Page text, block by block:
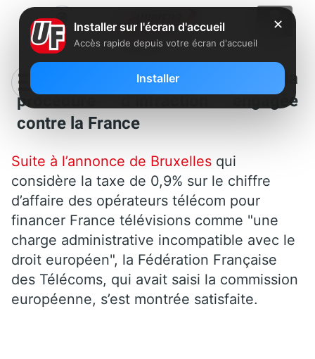
Taxe télécom : La FFT satisfaite de la
procédure d’infraction engagée
contre la France
Suite à l’annonce de Bruxelles qui
considère la taxe de 0,9% sur le chiffre
d’affaire des opérateurs télécom pour
financer France télévisions comme "une
charge administrative incompatible avec le
droit européen", la Fédération Française
des Télécoms, qui avait saisi la commission
européenne, s’est montrée satisfaite.
✕
Installer sur l'écran d'accueil
Accès rapide depuis votre écran d'accueil
Installer